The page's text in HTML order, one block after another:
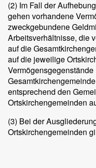
(2) Im Fall der
gehen vorhandene
zweckgebundene
Arbeitsverhältnisse, die
auf die
auf die jeweilige
entsprechend den
Ortskirchengemeinden
(3) Bei der
Ortskirchengemeinden